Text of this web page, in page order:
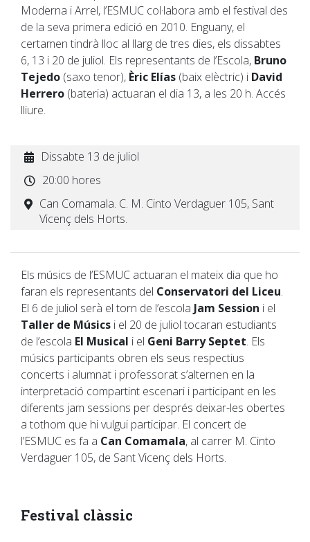
Moderna i Arrel, l’ESMUC col·labora amb el festival des
de la seva primera edició en 2010. Enguany, el
certamen tindrà lloc al llarg de tres dies, els dissabtes
6, 13 i 20 de juliol. Els representants de l’Escola, Bruno
Tejedo (saxo tenor), Èric Elías (baix elèctric) i David
Herrero (bateria) actuaran el dia 13, a les 20 h. Accés
lliure.
Dissabte 13 de juliol
20:00 hores
Can Comamala. C. M. Cinto Verdaguer 105, Sant
Vicenç dels Horts.
Els músics de l’ESMUC actuaran el mateix dia que ho
faran els representants del Conservatori del Liceu.
El 6 de juliol serà el torn de l’escola Jam Session i el
Taller de Músics i el 20 de juliol tocaran estudiants
de l’escola El Musical i el Geni Barry Septet. Els
músics participants obren els seus respectius
concerts i alumnat i professorat s’alternen en la
interpretació compartint escenari i participant en les
diferents jam sessions per després deixar-les obertes
a tothom que hi vulgui participar. El concert de
l’ESMUC es fa a Can Comamala, al carrer M. Cinto
Verdaguer 105, de Sant Vicenç dels Horts.
Festival clàssic